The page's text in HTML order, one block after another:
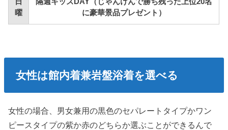
曜
に豪華景品プレゼント）
女性は館内着兼岩盤浴着を選べる
女性の場合、男女兼用の黒色のセパレートタイプかワン
ピースタイプの紫か赤のどちらか選ぶことができるんで